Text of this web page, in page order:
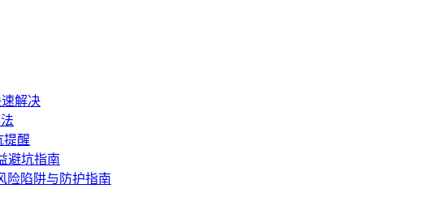
解决
提醒
避坑指南
陷阱与防护指南